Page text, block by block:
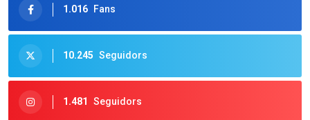
1.016 Fans
10.245 Seguidors
1.481 Seguidors